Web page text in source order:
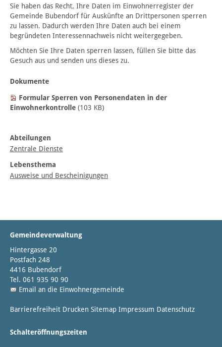
Sie haben das Recht, Ihre Daten im Einwohnerregister der
Gemeinde Bubendorf für Auskünfte an Drittpersonen sperren
zu lassen. Dadurch werden Ihre Daten auch bei einem
begründeten Interessennachweis nicht weitergegeben.
Möchten Sie Ihre Daten sperren lassen, füllen Sie bitte das
Gesuch aus und senden uns dieses zu.
Dokumente
Formular Sperren von Personendaten in der
Einwohnerkontrolle (103 KB)
Abteilungen
Zentrale Dienste
Lebensthema
Ausweise und Bescheinigungen
Gemeindeverwaltung
Hintergasse 20
Postfach 248
4416 Bubendorf
Tel. 061 935 90 90
Email an die Einwohnergemeinde
Barrierefreiheit Drucken Sitemap Impressum Datenschutz
Schalteröffnungszeiten